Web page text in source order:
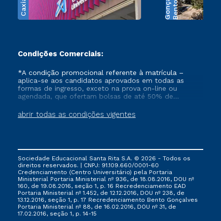
B
e
n
t
o
G
o
n
ç
a
l
v
e
Condições Comerciais:
abrir todas as condições vigentes
*A condição promocional referente à matrícula –
aplica-se aos candidatos aprovados em todas as
formas de ingresso, exceto na prova on-line ou
agendada, que ofertam bolsas de até 50% de
que ainda não tenham efetivado e/ou não tenham
cancelado ou trancado sua matrícula em uma das
FIES, Prouni e outros programas governamentais, e
não se acumula com nenhuma outra campanha
ofertada pela Instituição.
Sociedade Educacional Santa Rita S.A. © 2026 - Todos os
direitos reservados. | CNPJ: 91.109.660/0001-60
Credenciamento (Centro Universitário) pela Portaria
Ministerial Portaria Ministerial nº 936, de 18.08.2016, DOU nº
160, de 19.08.2016, seção 1, p. 16 Recredenciamento EAD
Portaria Ministerial nº 1.452, de 12.12.2016, DOU nº 238, de
13.12.2016, seção 1, p. 17 Recredenciamento Bento Gonçalves
Portaria Ministerial nº 88, de 16.02.2016, DOU nº 31, de
17.02.2016, seção 1, p. 14-15